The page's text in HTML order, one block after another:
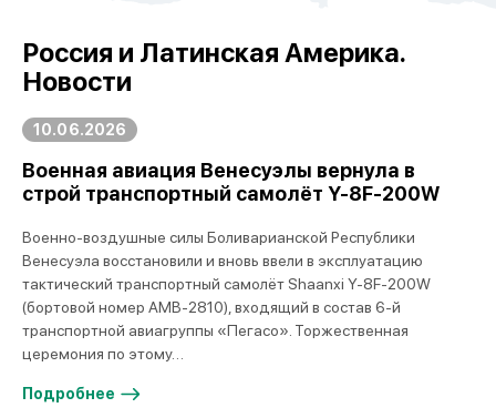
Россия и Латинская Америка.
Новости
10.06.2026
Военная авиация Венесуэлы вернула в
строй транспортный самолёт Y-8F-200W
Военно-воздушные силы Боливарианской Республики
Венесуэла восстановили и вновь ввели в эксплуатацию
тактический транспортный самолёт Shaanxi Y-8F-200W
(бортовой номер AMB-2810), входящий в состав 6-й
транспортной авиагруппы «Пегасо». Торжественная
церемония по этому…
Подробнее